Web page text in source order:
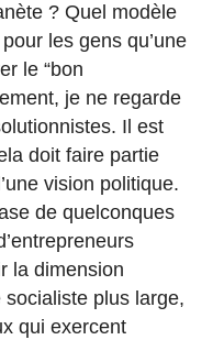
? Quel modèle
les gens qu’une
le “bon
je ne regarde
Il est
doit faire partie
vision politique.
de quelconques
la dimension
socialiste plus large,
qui exercent